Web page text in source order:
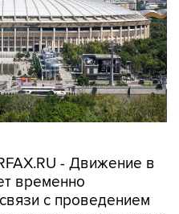
- Движение в
с проведением
департаменте